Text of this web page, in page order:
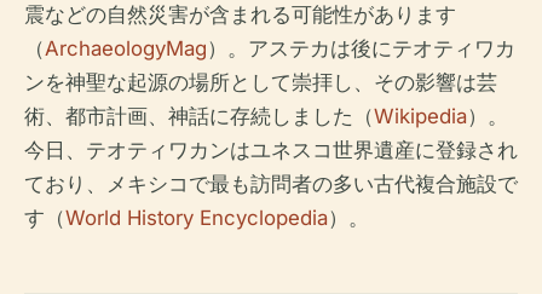
震などの自然災害が含まれる可能性があります
（ArchaeologyMag）。アステカは後にテオティワカ
ンを神聖な起源の場所として崇拝し、その影響は芸
術、都市計画、神話に存続しました（Wikipedia）。
今日、テオティワカンはユネスコ世界遺産に登録され
ており、メキシコで最も訪問者の多い古代複合施設で
す（World History Encyclopedia）。